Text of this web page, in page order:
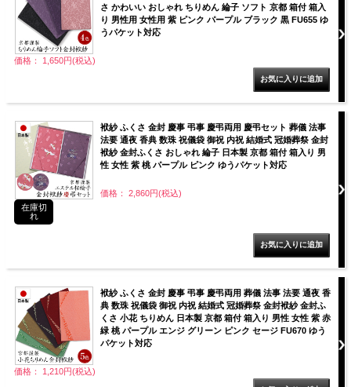
さ かわいい おしゃれ ちりめん 綸子 ソフト 京都 箱付 箱入
り 男性用 女性用 紫 ピンク パープル ブラック 黒 FU655 ゆ
うパケット対応
価格： 1,650円(税込)
袱紗 ふくさ 金封 慶事 弔事 慶弔両用 慶弔セット 葬儀 法事
法要 通夜 香典 数珠 祝儀袋 御祝 内祝 結婚式 冠婚葬祭 金封
袱紗 金封ふくさ おしゃれ 綸子 日本製 京都 箱付 箱入り 男
性 女性 紫 桃 パープル ピンク ゆうパケット対応
価格： 2,860円(税込)
在庫切
れ
袱紗 ふくさ 金封 慶事 弔事 慶弔両用 葬儀 法事 法要 通夜 香
典 数珠 祝儀袋 御祝 内祝 結婚式 冠婚葬祭 金封袱紗 金封ふ
くさ 小花 ちりめん 日本製 京都 箱付 箱入り 男性 女性 紫 赤
緑 桃 パープル エンジ グリーン ピンク セージ FU670 ゆう
パケット対応
価格： 1,210円(税込)